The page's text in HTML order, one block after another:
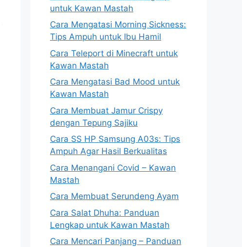
untuk Kawan Mastah
Cara Mengatasi Morning Sickness:
Tips Ampuh untuk Ibu Hamil
Cara Teleport di Minecraft untuk
Kawan Mastah
Cara Mengatasi Bad Mood untuk
Kawan Mastah
Cara Membuat Jamur Crispy
dengan Tepung Sajiku
Cara SS HP Samsung A03s: Tips
Ampuh Agar Hasil Berkualitas
Cara Menangani Covid – Kawan
Mastah
Cara Membuat Serundeng Ayam
Cara Salat Dhuha: Panduan
Lengkap untuk Kawan Mastah
Cara Mencari Panjang – Panduan